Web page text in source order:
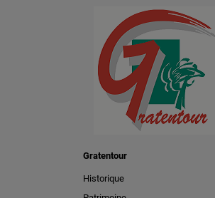
Gratentour
Historique